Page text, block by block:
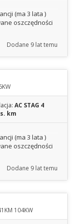
(ma 3 lata )
oszczędności
Dodane 9 lat temu
AC STAG 4
km
(ma 3 lata )
oszczędności
Dodane 9 lat temu
104KW